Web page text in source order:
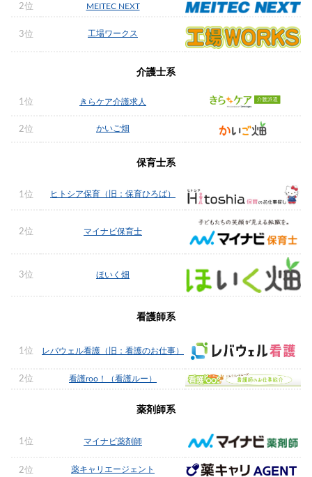
2位 MEITEC NEXT
3位 工場ワークス
介護士系
1位 きらケア介護求人
2位 かいご畑
保育士系
1位 ヒトシア保育（旧：保育ひろば）
2位 マイナビ保育士
3位 ほいく畑
看護師系
1位 レバウェル看護（旧：看護のお仕事）
2位 看護roo！（看護ルー）
薬剤師系
1位 マイナビ薬剤師
2位 薬キャリエージェント